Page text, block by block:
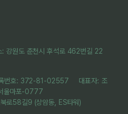
강원도 춘천시 후석로 462번길 22
번호: 372-81-02557 대표자: 조
울마포-0777
로58길9 (상암동, ES타워)